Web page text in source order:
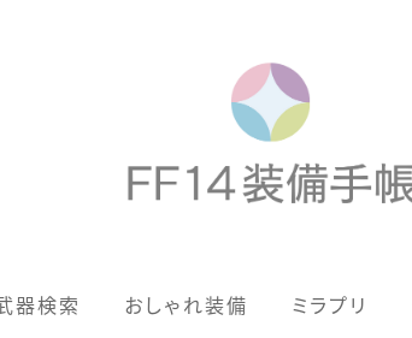
器検索 おしゃれ装備 ミラプリ
男女別デザイン